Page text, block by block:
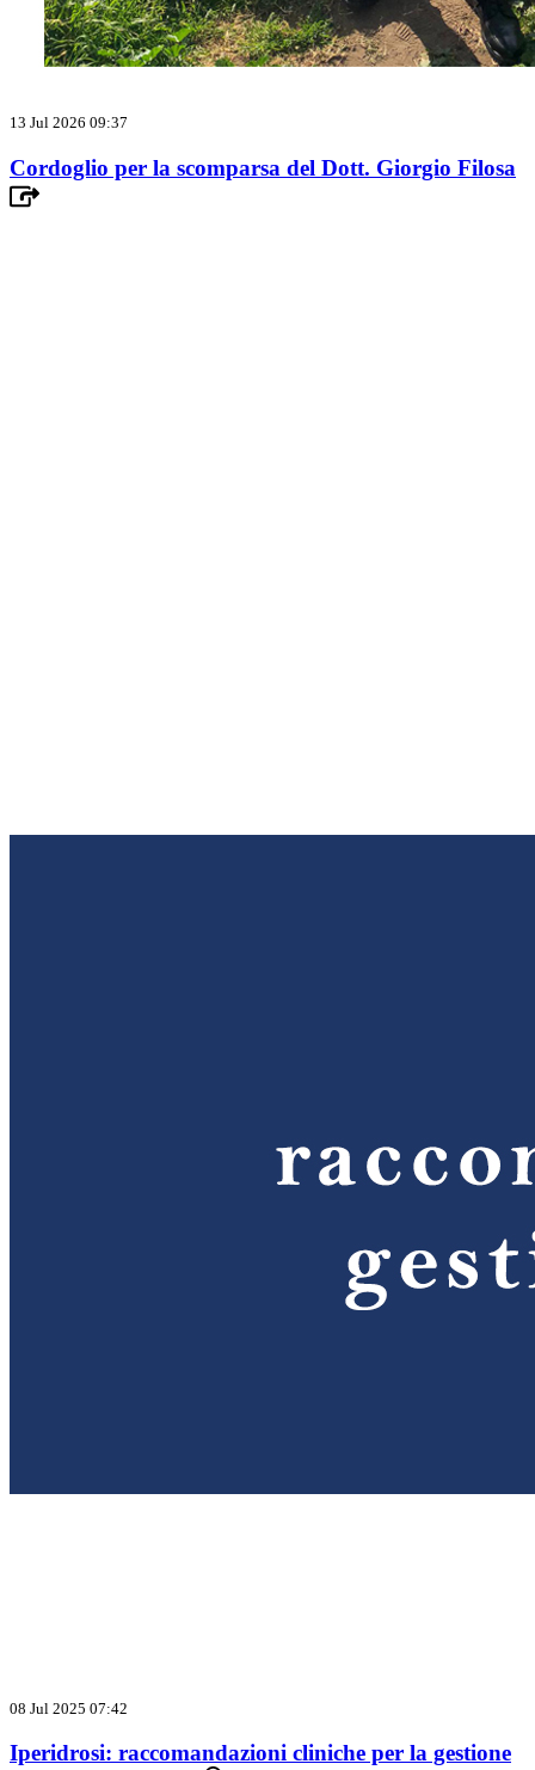
13 Jul 2026 09:37
Cordoglio per la scomparsa del Dott. Giorgio Filosa
08 Jul 2025 07:42
Iperidrosi: raccomandazioni cliniche per la gestione